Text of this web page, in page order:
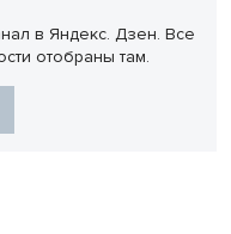
в Яндекс. Дзен. Все
отобраны там.